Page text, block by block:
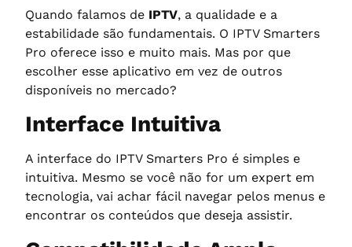
Quando falamos de IPTV, a qualidade e a
estabilidade são fundamentais. O IPTV Smarters
Pro oferece isso e muito mais. Mas por que
escolher esse aplicativo em vez de outros
disponíveis no mercado?
Interface Intuitiva
A interface do IPTV Smarters Pro é simples e
intuitiva. Mesmo se você não for um expert em
tecnologia, vai achar fácil navegar pelos menus e
encontrar os conteúdos que deseja assistir.